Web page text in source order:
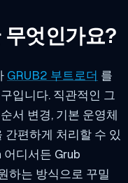
엇인가요?
GRUB2 부트로더 를
입니다. 직관적인 그
서 변경, 기본 운영체
간편하게 처리할 수 있
어디서든 Grub
하는 방식으로 꾸밀